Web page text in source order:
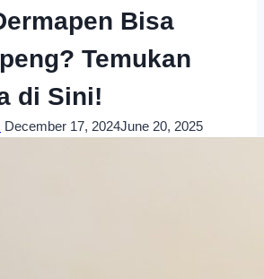
Bisa
Temukan
di Sini!
December 17, 2024June 20, 2025